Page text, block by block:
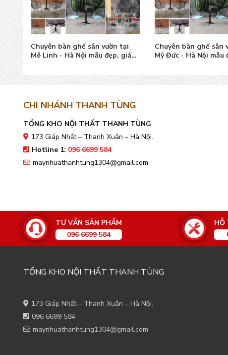
Chuyên bàn ghế sân vườn tại
Mê Linh - Hà Nội mẫu đẹp, giá
Chuyên bàn ghế sân
Mỹ Đức - Hà Nội mẫu
CHI NHÁNH THANH TÙNG
TỔNG KHO NỘI THẤT THANH TÙNG
173 Giáp Nhất – Thanh Xuân – Hà Nội.
Hotline 1: 096 6699 584
maynhuathanhtung1304@gmail.com
TƯ VẤN SẢN PHẨM
096 6699 584
HỖ
TỔNG KHO NỘI THẤT THANH TÙNG
173 Giáp Nhất – Thanh Xuân – Hà Nội.
096 6699 584
maynhuathanhtung1304@gmail.com